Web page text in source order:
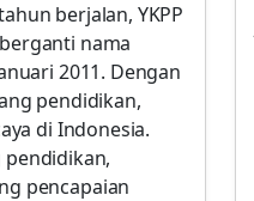
berjalan, YKPP
nama
2011. Dengan
pendidikan,
di Indonesia.
pencapaian